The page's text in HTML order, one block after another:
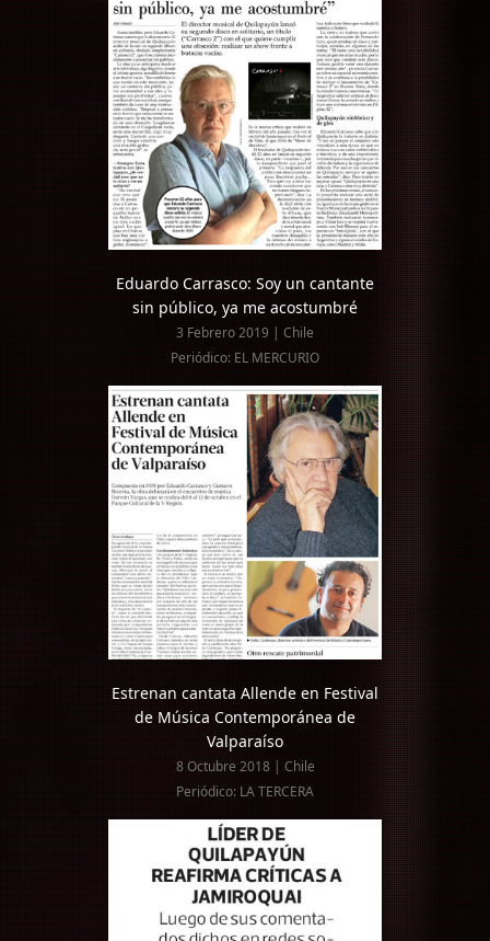
Eduardo Carrasco: Soy un cantante
sin público, ya me acostumbré
3 Febrero 2019 | Chile
Periódico: EL MERCURIO
Estrenan cantata Allende en Festival
de Música Contemporánea de
Valparaíso
8 Octubre 2018 | Chile
Periódico: LA TERCERA